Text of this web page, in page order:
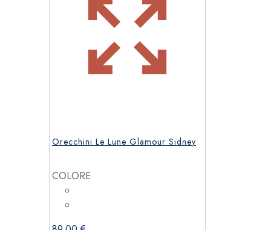
Orecchini Le Lune Glamour Sidney
COLORE